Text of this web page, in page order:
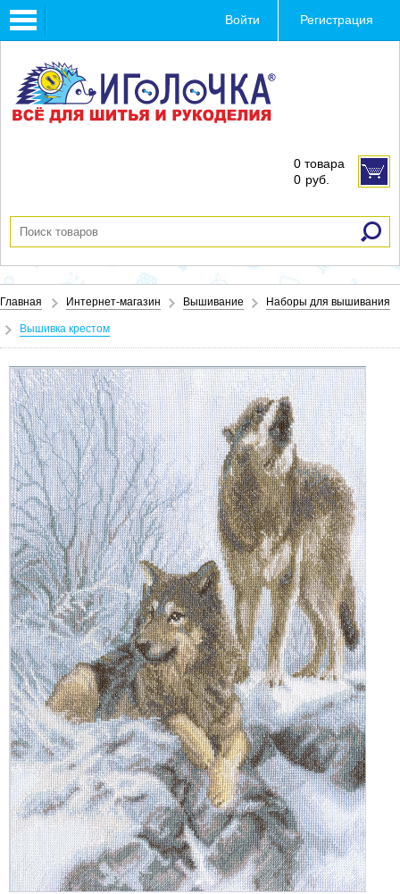
Toggle
navigation
Войти Регистрация
0 товара
0 руб.
Главная Интернет-магазин Вышивание Наборы для вышивания
Вышивка крестом